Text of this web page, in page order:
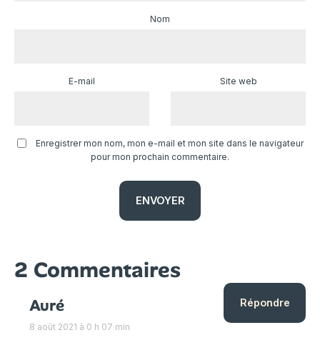
Nom
E-mail Site web
Enregistrer mon nom, mon e-mail et mon site dans le navigateur
pour mon prochain commentaire.
2 Commentaires
Auré
8 août 2021 à 0 h 07 min
Répondre